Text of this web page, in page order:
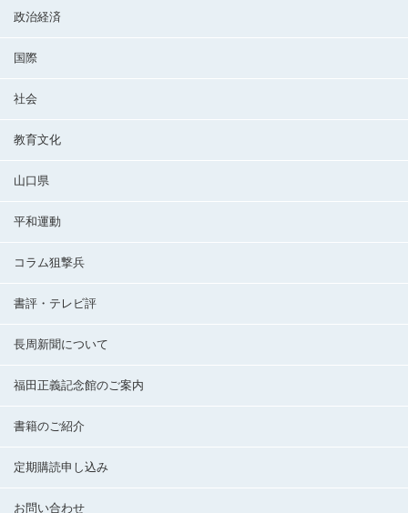
政治経済
国際
社会
教育文化
山口県
平和運動
コラム狙撃兵
書評・テレビ評
長周新聞について
福田正義記念館のご案内
書籍のご紹介
定期購読申し込み
お問い合わせ